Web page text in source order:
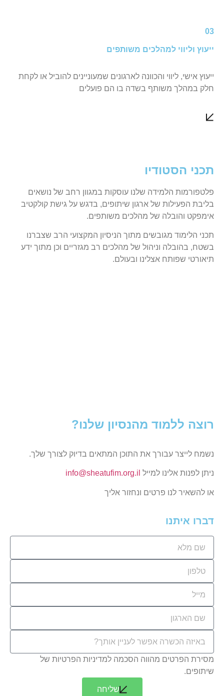
03
ייעוץ וליווי למהלכים משותפים
ייעוץ אישי, ליווי והכוונה לארגונים שמעוניינים להוביל או לקחת
חלק במהלך משותף בשדה בו הם פועלים
תכני הסטודיו
פלטפורמות הלמידה שלנו עוסקות במגוון רחב של נושאים
בליבת הפעילות של ארגון שיתופים, בדגש על גישת קולקטיב
אימפקט והובלה של מהלכים משותפים.
תכני הלימוד מגובשים מתוך הניסיון המקצועי הרב שצברנו
בשטח, בהובלה וניהול של מהלכים רב מגזריים וכן מתוך ידע
תיאורטי שפותח אצלינו ובעולם.
רוצה ללמוד מהנסיון שלנו?
נשמח לייצר עבורך את התוכן המתאים בדיוק לצורך שלך.
ניתן לפנות אלינו למייל info@sheatufim.org.il
או להשאיר לנו פרטים ונחזור אליך
דברו איתנו
מסירת הפרטים מהווה הסכמה למדיניות הפרטיות של
שיתופים.
שליחה